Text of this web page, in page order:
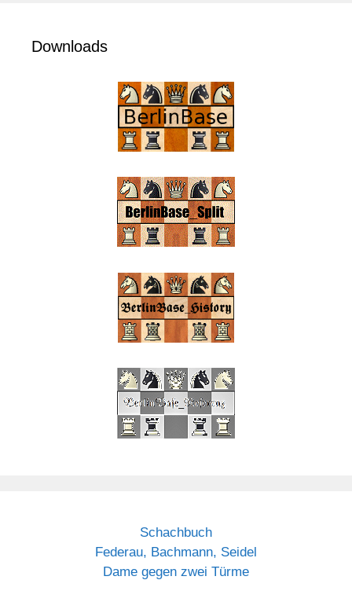
Downloads
Schachbuch
Federau, Bachmann, Seidel
Dame gegen zwei Türme